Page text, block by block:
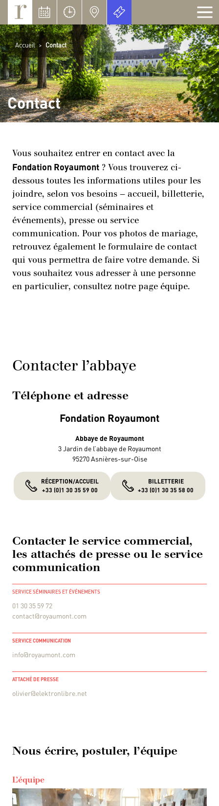
Accueil > Contact
Contact
Vous souhaitez entrer en contact avec la
Fondation Royaumont ? Vous trouverez ci-
dessous toutes les informations utiles pour les
joindre, selon vos besoins — accueil, billetterie,
service commercial (séminaires et
événements), presse ou service
communication. Pour vos photos de mariage,
retrouvez également le formulaire de contact
qui vous permettra de faire votre demande. Si
vous souhaitez vous adresser à une personne
en particulier, consultez notre page équipe.
Contacter l’abbaye
Téléphone et adresse
Fondation Royaumont
Abbaye de Royaumont
3 Jardin de l’abbaye de Royaumont
95270 Asnières-sur-Oise
RÉCEPTION/ACCUEIL
+33 (0)1 30 35 59 00
BILLETTERIE
+33 (0)1 30 35 58 00
Contacter le service commercial,
les attachés de presse ou le service
communication
SERVICE SÉMINAIRES ET ÉVÉNEMENTS
01 30 35 59 72
contact@royaumont.com
SERVICE COMMUNICATION
info@royaumont.com
ATTACHÉ DE PRESSE
olivier@elektronlibre.net
Nous écrire, postuler, l’équipe
L’équipe
Panneau de gestion des cookies